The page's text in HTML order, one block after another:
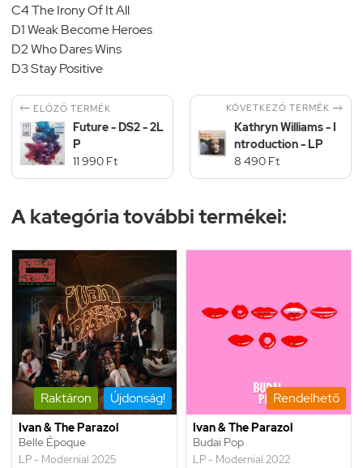
C4 The Irony Of It All
D1 Weak Become Heroes
D2 Who Dares Wins
D3 Stay Positive
 ELŐZŐ TERMÉK
Future - DS2 - 2L
P
11 990 Ft
KÖVETKEZŐ TERMÉK 
Kathryn Williams - I
ntroduction - LP
8 490 Ft
A kategória további termékei:
Raktáron Újdonság!
Ivan & The Parazol
Belle Époque
LP - Modernial 2025
Rendelhető
Ivan & The Parazol
Budai Pop
LP - Modernial 2022